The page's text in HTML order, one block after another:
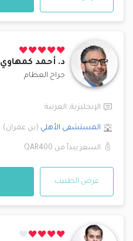
د. أحمد كمهاوي
جراح العظام
الإنجليزية, العربية
المستشفى الأهلي (بن عمران)
السعر يبدأ من QAR400
عرض الطبيب